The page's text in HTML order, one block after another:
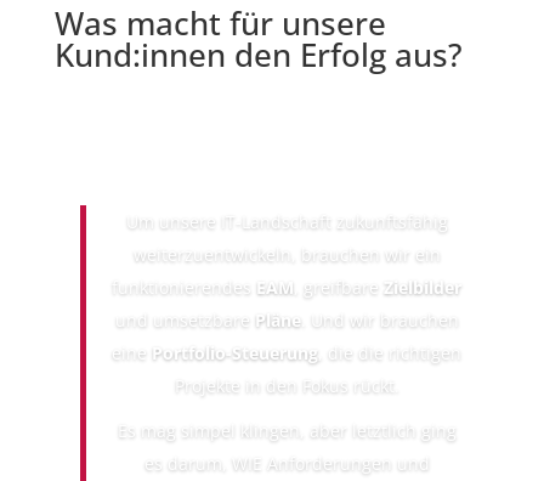
Was macht für unsere
Kund:innen den Erfolgaus?
Um unsere IT-Landschaft zukunftsfähig
weiterzuentwickeln, brauchen wir ein
funktionierendes EAM , greifbare Zielbilder
und umsetzbare Pläne. Und wir brauchen
eine Portfolio-Steuerung , die die richtigen
Projekte in den Fokus rückt.
Es mag simpel klingen, aber letztlich ging
es darum, WIE Anforderungen und